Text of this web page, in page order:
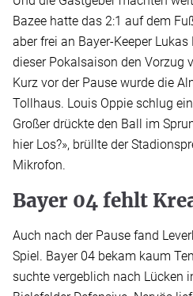
Bazee hatte das 2:1 auf dem
aber frei an Bayer-Keeper
dieser Pokalsaison den Vorzug
Kurz vor der Pause wurde die
Tollhaus. Louis Oppie schlug
Großer drückte den Ball im
hier Los?», brüllte der
Mikrofon.
Bayer 04 fehlt
Auch nach der Pause fand
Spiel. Bayer 04 bekam kaum
suchte vergeblich nach Lücken